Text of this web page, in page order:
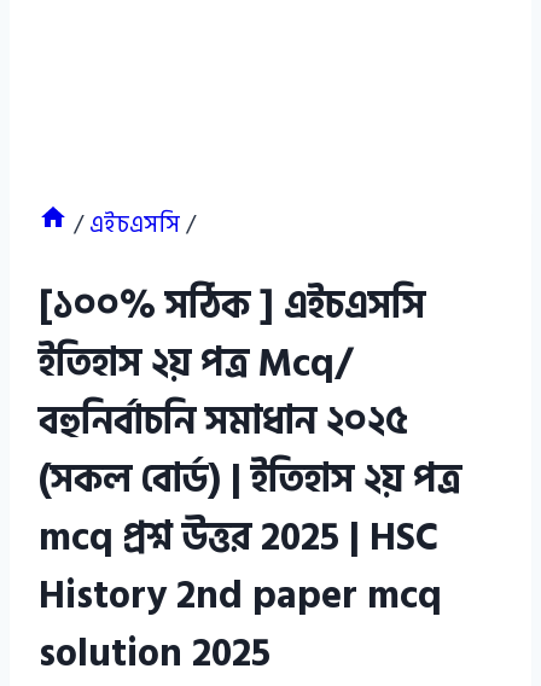
/এইচএসসি/
[১০০% সঠিক ] এইচএসসি
ইতিহাস ২য় পত্র Mcq/
বহুনির্বাচনি সমাধান ২০২৫
(সকল বোর্ড) | ইতিহাস ২য় পত্র
mcq প্রশ্ন উত্তর 2025 | HSC
History 2nd paper mcq
solution 2025